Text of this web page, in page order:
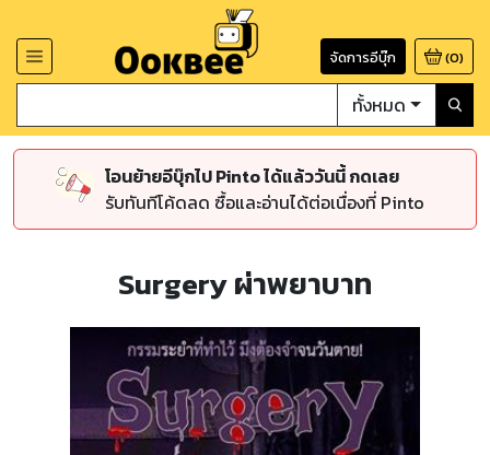
จัดการอีบุ๊ก (0)
ทั้งหมด
โอนย้ายอีบุ๊กไป Pinto ได้แล้ววันนี้ กดเลย
รับทันทีโค้ดลด ซื้อและอ่านได้ต่อเนื่องที่ Pinto
Surgery ผ่าพยาบาท